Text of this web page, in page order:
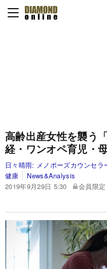
高齢出産女性を襲う
経・ワンオペ育児・
日々晴雨: メノポーズカウンセラ
健康
News&Analysis
2019年9月29日 5:30
会員限定